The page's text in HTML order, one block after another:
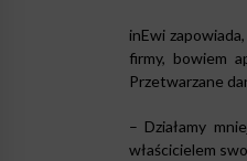
inEwi
firmy, bowiem
Przetwarzane
– Działamy
właścicielem